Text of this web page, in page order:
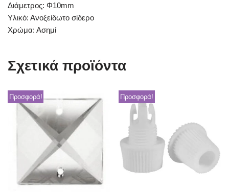
Διάμετρος: Φ10mm
Υλικό: Ανοξείδωτο σίδερο
Χρώμα: Ασημί
Σχετικά προϊόντα
Προσφορά! Προσφορά!